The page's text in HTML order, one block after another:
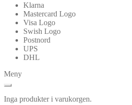
Klarna
Mastercard Logo
Visa Logo
Swish Logo
Postnord
UPS
DHL
Meny
Inga produkter i varukorgen.